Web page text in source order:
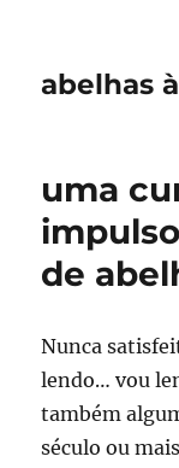
abelhas
uma
de
Nunca
lendo… vou
também
século ou